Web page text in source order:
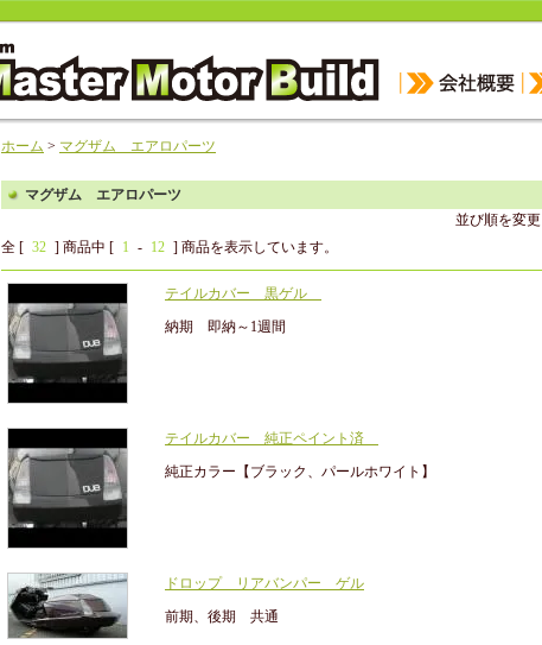
ホーム > マグザム エアロパーツ
マグザム エアロパーツ
並び順を変更
全 [ 32 ] 商品中 [ 1 - 12 ] 商品を表示しています。
テイルカバー 黒ゲル
納期 即納～1週間
テイルカバー 純正ペイント済
純正カラー【ブラック、パールホワイト】
ドロップ リアバンパー ゲル
前期、後期 共通